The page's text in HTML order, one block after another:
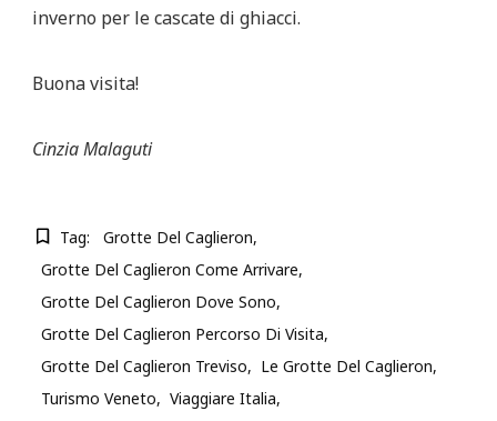
inverno per le cascate di ghiacci.
Buona visita!
Cinzia Malaguti
Tag:
Grotte Del Caglieron
Grotte Del Caglieron Come Arrivare
Grotte Del Caglieron Dove Sono
Grotte Del Caglieron Percorso Di Visita
Grotte Del Caglieron Treviso
Le Grotte Del Caglieron
Turismo Veneto
Viaggiare Italia